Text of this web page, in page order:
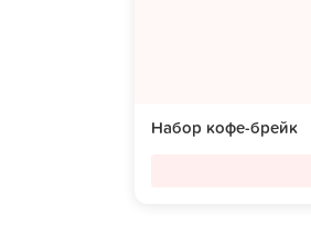
Набор кофе-брейк